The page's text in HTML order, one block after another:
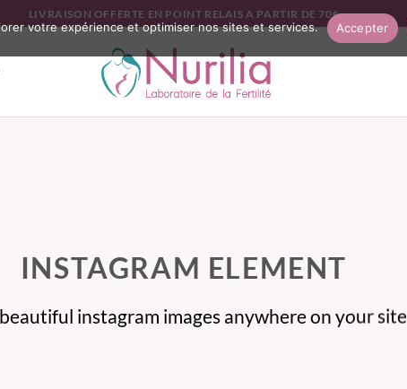
LIVRAISON OFFERTE EN POINT RELAIS A PARTIR DE 70€
INSTAGRAM ELEMENT
instagram images anywhere on your site
votre expérience et optimiser nos sites et services. Accepter